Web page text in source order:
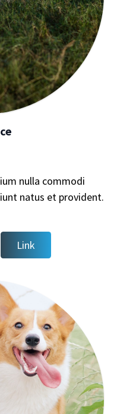
nulla commodi
natus et provident.
Link